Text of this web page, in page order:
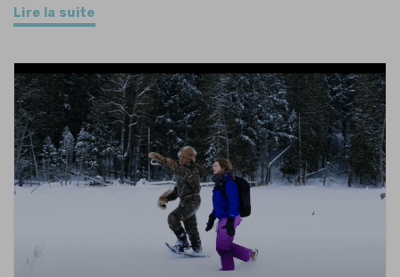
Lire la suite